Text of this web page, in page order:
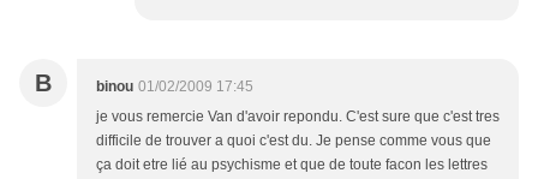
B binou 01/02/2009 17:45
je vous remercie Van d'avoir repondu. C'est sure que c'est tres
difficile de trouver a quoi c'est du. Je pense comme vous que
ça doit etre lié au psychisme et que de toute facon les lettres